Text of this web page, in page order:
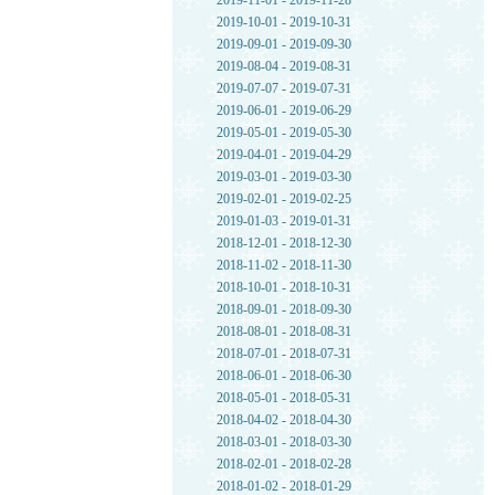
2019-10-01 - 2019-10-31
2019-09-01 - 2019-09-30
2019-08-04 - 2019-08-31
2019-07-07 - 2019-07-31
2019-06-01 - 2019-06-29
2019-05-01 - 2019-05-30
2019-04-01 - 2019-04-29
2019-03-01 - 2019-03-30
2019-02-01 - 2019-02-25
2019-01-03 - 2019-01-31
2018-12-01 - 2018-12-30
2018-11-02 - 2018-11-30
2018-10-01 - 2018-10-31
2018-09-01 - 2018-09-30
2018-08-01 - 2018-08-31
2018-07-01 - 2018-07-31
2018-06-01 - 2018-06-30
2018-05-01 - 2018-05-31
2018-04-02 - 2018-04-30
2018-03-01 - 2018-03-30
2018-02-01 - 2018-02-28
2018-01-02 - 2018-01-29